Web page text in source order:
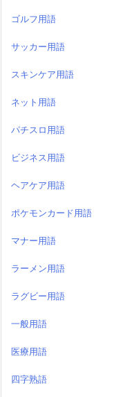
ゴルフ用語
サッカー用語
スキンケア用語
ネット用語
パチスロ用語
ビジネス用語
ヘアケア用語
ポケモンカード用語
マナー用語
ラーメン用語
ラグビー用語
一般用語
医療用語
四字熟語